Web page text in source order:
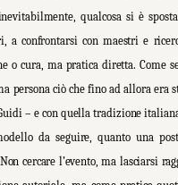
qualcosa si è
a confrontarsi con maestri e
o cura, ma pratica diretta. Come
persona ciò che fino ad allora era
– e con quella tradizione
da seguire, quanto una
cercare l’evento, ma lasciarsi